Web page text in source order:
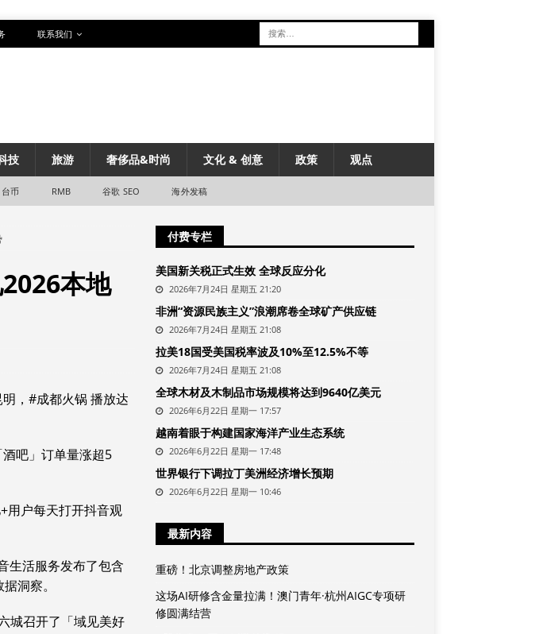
联系我们
技 旅游 奢侈品&时尚 文化 & 创意 政策 观点
台币 RMB 谷歌 SEO 海外发稿
本地
，#成都火锅 播放达
吧」订单量涨超5
用户每天打开抖音观
生活服务发布了包含
洞察。
城召开了「域见美好
付费专栏
美国新关税正式生效 全球反应分化
2026年7月24日 星期五 21:20
非洲“资源民族主义”浪潮席卷全球矿产供应链
2026年7月24日 星期五 21:08
拉美18国受美国税率波及10%至12.5%不等
2026年7月24日 星期五 21:08
全球木材及木制品市场规模将达到9640亿美元
2026年6月22日 星期一 17:57
越南着眼于构建国家海洋产业生态系统
2026年6月22日 星期一 17:48
世界银行下调拉丁美洲经济增长预期
2026年6月22日 星期一 10:46
最新内容
重磅！北京调整房地产政策
这场AI研修含金量拉满！澳门青年·杭州AIGC专项研
修圆满结营